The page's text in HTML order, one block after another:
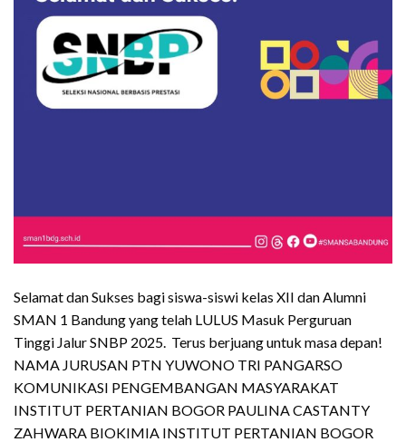
Selamat dan Sukses bagi siswa-siswi kelas XII dan Alumni
SMAN 1 Bandung yang telah LULUS Masuk Perguruan
Tinggi Jalur SNBP 2025. Terus berjuang untuk masa depan!
NAMA JURUSAN PTN YUWONO TRI PANGARSO
KOMUNIKASI PENGEMBANGAN MASYARAKAT
INSTITUT PERTANIAN BOGOR PAULINA CASTANTY
ZAHWARA BIOKIMIA INSTITUT PERTANIAN BOGOR